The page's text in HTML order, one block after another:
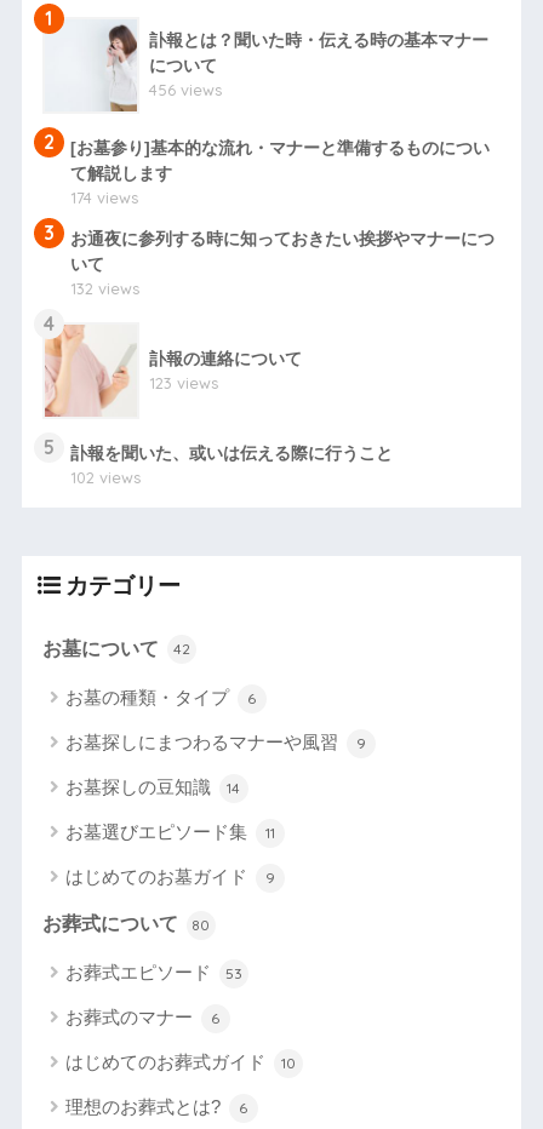
1
訃報とは？聞いた時・伝える時の基本マナー
について
456 views
2
[お墓参り]基本的な流れ・マナーと準備するものについ
て解説します
174 views
3
お通夜に参列する時に知っておきたい挨拶やマナーにつ
いて
132 views
4
訃報の連絡について
123 views
5
訃報を聞いた、或いは伝える際に行うこと
102 views
カテゴリー
お墓について 42
お墓の種類・タイプ 6
お墓探しにまつわるマナーや風習 9
お墓探しの豆知識 14
お墓選びエピソード集 11
はじめてのお墓ガイド 9
お葬式について 80
お葬式エピソード 53
お葬式のマナー 6
はじめてのお葬式ガイド 10
理想のお葬式とは? 6